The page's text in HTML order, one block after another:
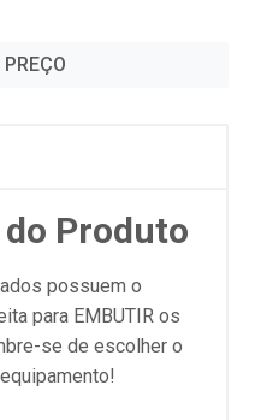
PREÇO
Produto
possuem o
para EMBUTIR os
se de escolher o